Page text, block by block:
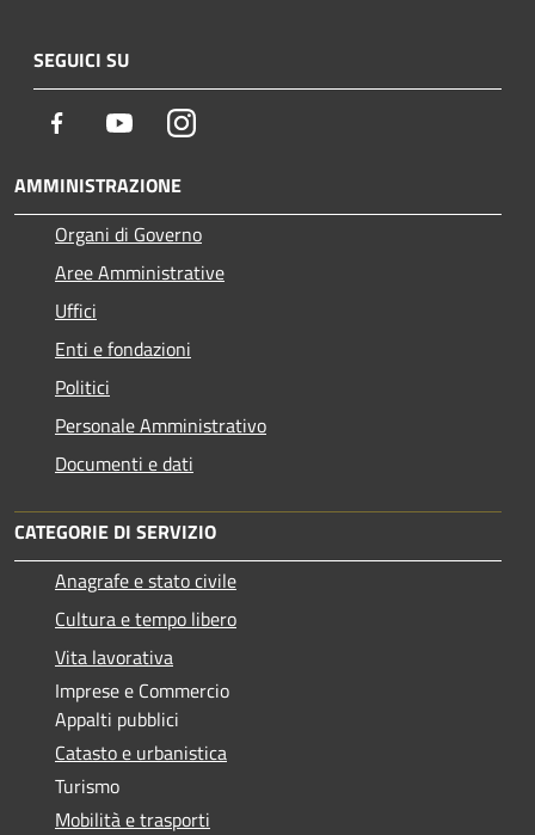
SEGUICI SU
Facebook YoutubeInstagram
AMMINISTRAZIONE
Organi di Governo
Aree Amministrative
Uffici
Enti e fondazioni
Politici
Personale Amministrativo
Documenti e dati
CATEGORIE DI SERVIZIO
Anagrafe e stato civile
Cultura e tempo libero
Vita lavorativa
Imprese e Commercio
Appalti pubblici
Catasto e urbanistica
Turismo
Mobilità e trasporti